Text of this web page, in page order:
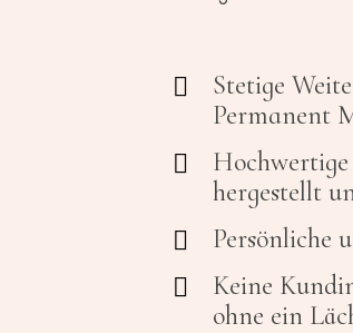
Stetige
Permanent
hergestellt
Persönliche
Keine
ohne ein